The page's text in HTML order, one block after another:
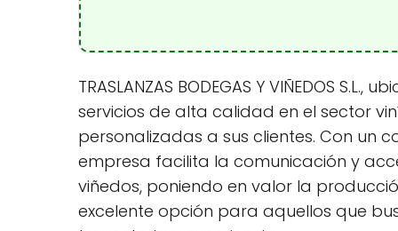
TRASLANZAS BODEGAS Y VIÑEDOS
servicios de alta calidad en el sector
personalizadas a sus clientes. Con un
empresa facilita la comunicación y
viñedos, poniendo en valor la
excelente opción para aquellos que